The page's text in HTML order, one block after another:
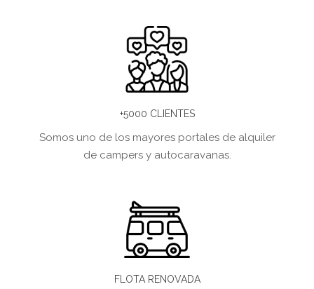
+5000 CLIENTES
Somos uno de los mayores portales de alquiler
de campers y autocaravanas.
FLOTA RENOVADA